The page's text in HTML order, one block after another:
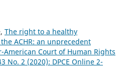
The right to a healthy
ACHR: an unprecedent
Court of Human Rights
No. 2 (2020): DPCE Online 2-